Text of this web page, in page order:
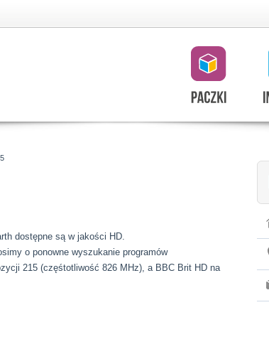
dostępne są w jakości HD.
o ponowne wyszukanie programów
215 (częśtotliwość 826 MHz), a BBC Brit HD na